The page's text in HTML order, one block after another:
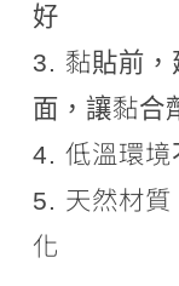
好
3. 黏貼前，
面，讓黏合
4. 低溫環境
5. 天然材質
化